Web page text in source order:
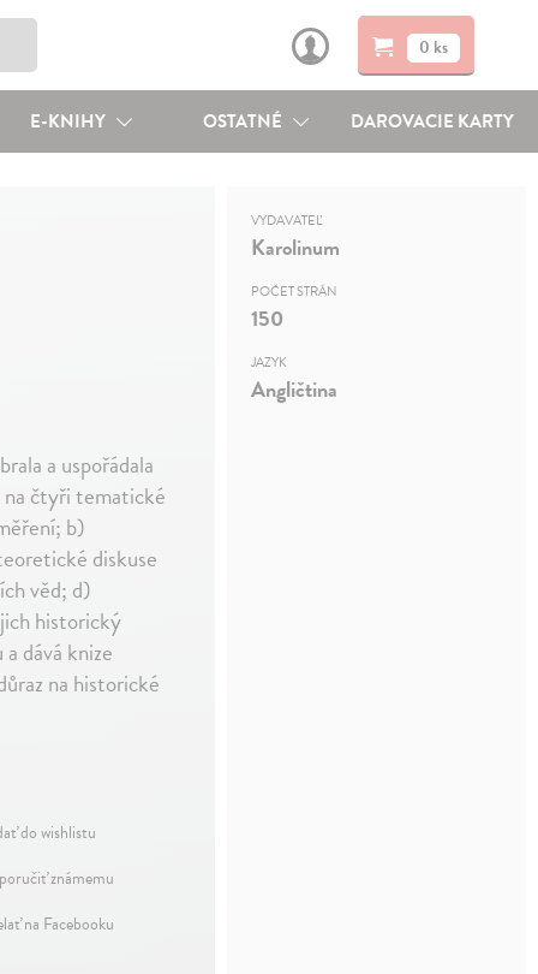
0 ks
E-KNIHY OSTATNÉ DAROVACIE KARTY
a uspořádala
čtyři tematické
b)
diskuse
věd; d)
historický
dává knize
na historické
do wishlistu
známemu
na Facebooku
VYDAVATEĽ
Karolinum
POČET STRÁN
150
JAZYK
Angličtina